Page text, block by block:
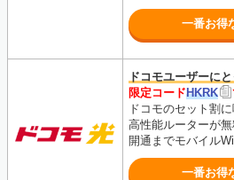
一番お得
ドコモユーザーに
限定コードHKRK
ドコモのセット割
高性能ルーターが
開通までモバイル
一番お得